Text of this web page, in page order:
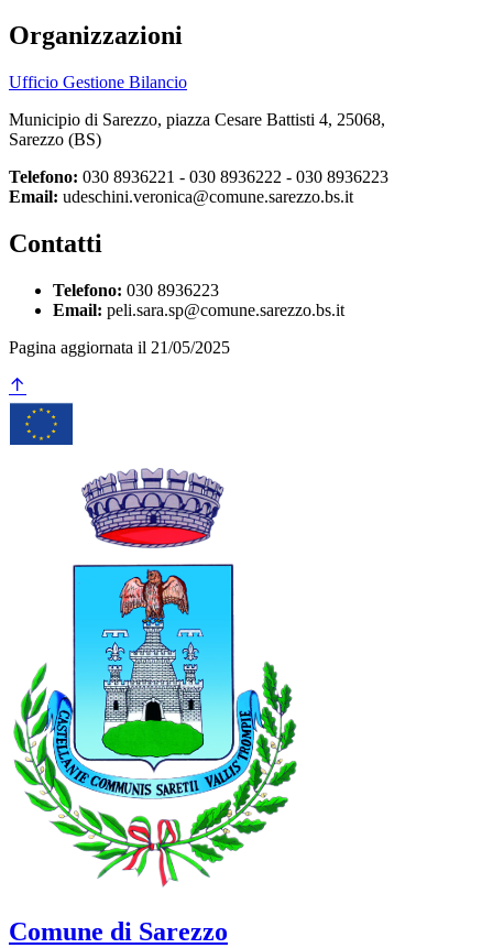
Organizzazioni
Ufficio Gestione Bilancio
Municipio di Sarezzo, piazza Cesare Battisti 4, 25068,
Sarezzo (BS)
Telefono: 030 8936221 - 030 8936222 - 030 8936223
Email: udeschini.veronica@comune.sarezzo.bs.it
Contatti
Telefono: 030 8936223
Email: peli.sara.sp@comune.sarezzo.bs.it
Pagina aggiornata il 21/05/2025
Comune di Sarezzo